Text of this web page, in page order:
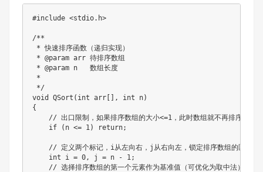
#include <stdio.h>
/**
* 快速排序函数（递归实现）
* @param arr 待排序数组
* @param n   数组长度
*
*/
void
QSort ( int arr [ ] , int n)
{
// 出口限制，如果排序数组的大小<=1，此时数组就不再排序
if
( n <= 1) return;
// 定义两个标记，i从左向右，j从右向左，锁定排序数组的区间
int i = 0, j = n - 1;
// 选择排序数组的第一个元素作为基准值（可优化为取中法）